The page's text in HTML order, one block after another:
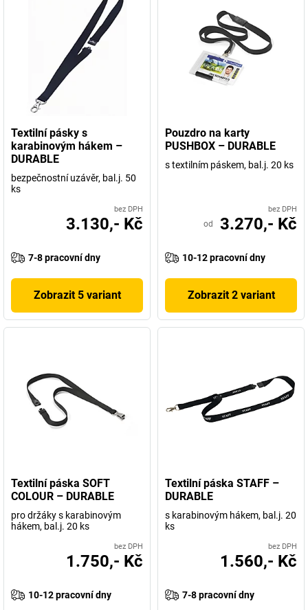
Textilní pásky s
karabinovým hákem –
DURABLE
bezpečnostní uzávěr, bal.j. 50
ks
bez DPH
3.130,- Kč
7-8 pracovní dny
Zobrazit 5 variant
Pouzdro na karty
PUSHBOX – DURABLE
s textilním páskem, bal.j. 20 ks
bez DPH
od 3.270,- Kč
10-12 pracovní dny
Zobrazit 2 variant
Textilní páska SOFT
COLOUR – DURABLE
pro držáky s karabinovým
hákem, bal.j. 20 ks
bez DPH
1.750,- Kč
10-12 pracovní dny
Textilní páska STAFF –
DURABLE
s karabinovým hákem, bal.j. 20
ks
bez DPH
1.560,- Kč
7-8 pracovní dny